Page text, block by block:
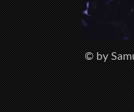
© by